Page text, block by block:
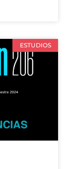
ESTUDIOS